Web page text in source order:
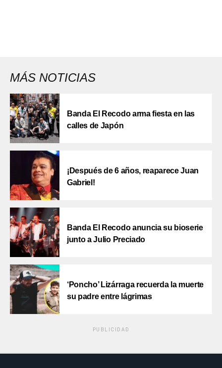
MÁS NOTICIAS
Banda El Recodo arma fiesta en las
calles de Japón
¡Después de 6 años, reaparece Juan
Gabriel!
Banda El Recodo anuncia su bioserie
junto a Julio Preciado
‘Poncho’ Lizárraga recuerda la muerte
su padre entre lágrimas
PUBLICIDAD